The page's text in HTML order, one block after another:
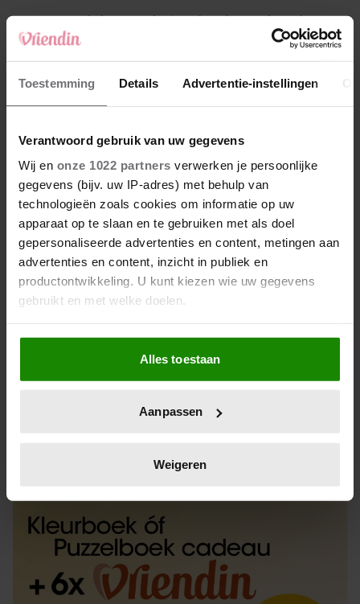
Toestemming Details Advertentie-instellingen
Verantwoord gebruik van uw gegevens
Wij en onze 1022 partners verwerken je persoonlijke
gegevens (bijv. uw IP-adres) met behulp van
technologieën zoals cookies om informatie op uw
apparaat op te slaan en te gebruiken met als doel
gepersonaliseerde advertenties en content, metingen aan
advertenties en content, inzicht in publiek en
productontwikkeling. U kunt kiezen wie uw gegevens
gebruikt en met welke doelen.
Als u het toestaat, willen we ook graag:
Informatie verzamelen over uw geografische
locatie, die tot een paar meter nauwkeurig kan zijn
scannen op specifieke eigenschappen (fingerprinting)
verwerkt en stel uw voorkeuren in het
intrekken in de Cookieverklaring.
We gebruiken cookies om content en advertenties te
personaliseren, om functies voor social media te bieden
en om ons websiteverkeer te analyseren. Ook delen we
informatie over uw gebruik van onze site met onze
Alles toestaan
Aanpassen
Weigeren
4 Makelaar Mandy: ‘Een bericht van de BN’er.
Een foto. Mijn lijf reageert’
5 Makelaar Mandy: ‘Vrijdagavond belde Bart.
Hij sprak eng kalm’
Nieuw